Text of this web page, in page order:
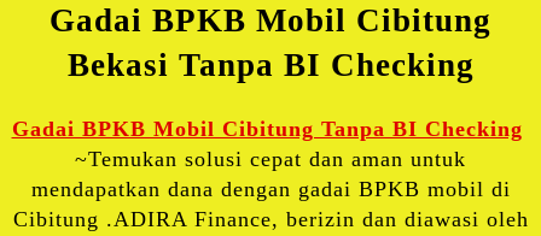
Gadai BPKB Mobil Cibitung
Bekasi Tanpa BI Checking
Gadai BPKB Mobil Cibitung Tanpa BI Checking
~Temukan solusi cepat dan aman untuk
mendapatkan dana dengan gadai BPKB mobil di
Cibitung .ADIRA Finance, berizin dan diawasi oleh